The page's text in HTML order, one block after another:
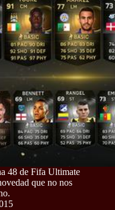
48 de Fifa Ultimate
que no nos